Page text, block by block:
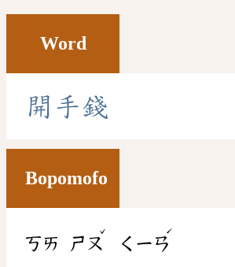
Word
開 手錢
Bopomofo
ㄎㄞ ㄕㄡ
ˇ
ㄑㄧㄢ
ˊ